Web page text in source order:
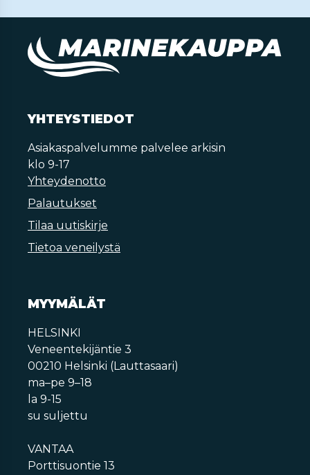
YHTEYSTIEDOT
Asiakaspalvelumme palvelee arkisin
klo 9-17
Yhteydenotto
Palautukset
Tilaa uutiskirje
Tietoa veneilystä
MYYMÄLÄT
HELSINKI
Veneentekijäntie 3
00210 Helsinki (Lauttasaari)
ma–pe 9–18
la 9-15
su suljettu
VANTAA
Porttisuontie 13